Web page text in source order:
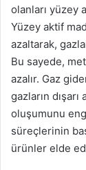
olanları yüzey
Yüzey aktif
azaltarak,
Bu sayede,
azalır. Gaz
gazların dışarı
oluşumunu
süreçlerinin
ürünler elde